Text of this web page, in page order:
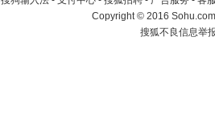
Copyright©2016
搜狐不良信息举